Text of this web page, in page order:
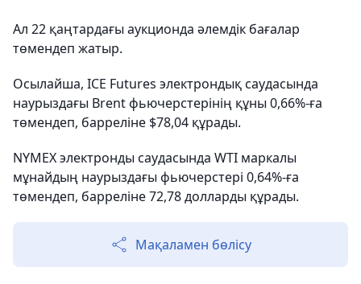
Ал 22 қаңтардағы аукционда әлемдік бағалар
төмендеп жатыр.
Осылайша, ICE Futures электрондық саудасында
наурыздағы Brent фьючерстерінің құны 0,66%-ға
төмендеп, барреліне $78,04 құрады.
NYMEX электронды саудасында WTI маркалы
мұнайдың наурыздағы фьючерстері 0,64%-ға
төмендеп, барреліне 72,78 долларды құрады.
Мақаламен бөлісу